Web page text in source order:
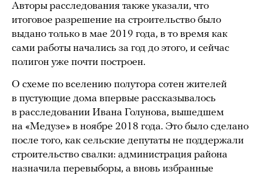
Авторы расследования также указали, что
итоговое разрешение на строительство было
выдано только в мае 2019 года, в то время как
сами работы начались за год до этого, и сейчас
полигон уже почти построен.
О схеме по вселению полутора сотен жителей
в пустующие дома впервые рассказывалось
в расследовании Ивана Голунова, вышедшем
на «Медузе» в ноябре 2018 года. Это было сделано
после того, как сельские депутаты не поддержали
строительство свалки: администрация района
назначила перевыборы, а вновь избранные